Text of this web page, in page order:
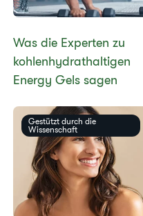
Was die Experten zu
kohlenhydrathaltigen
Energy Gels sagen
Gestützt durch die
Wissenschaft